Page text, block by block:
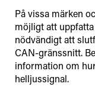
På vissa märken
möjligt att
nödvändigt att
CAN-gränssnitt.
information om
helljussignal.